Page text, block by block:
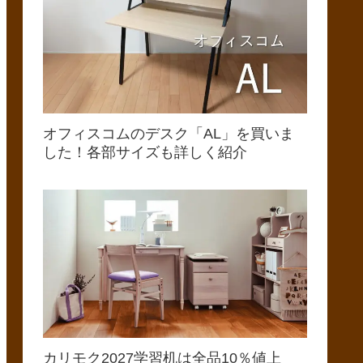
オフィスコムのデスク「AL」を買いま
した！各部サイズも詳しく紹介
カリモク2027学習机は全品10％値上